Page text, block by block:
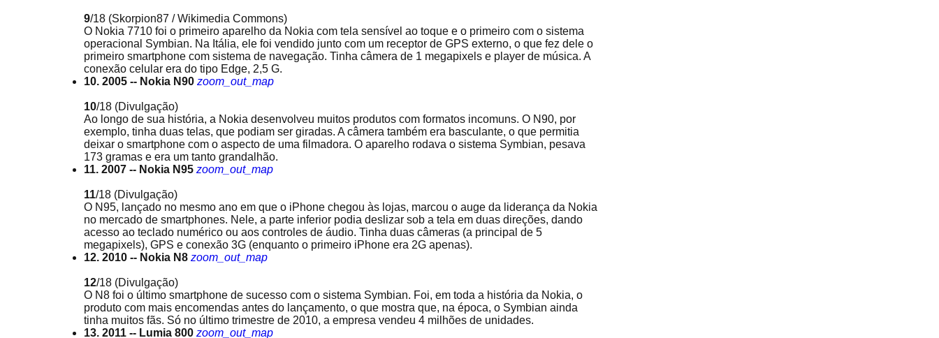
9/18 (Skorpion87 / Wikimedia Commons)
O Nokia 7710 foi o primeiro aparelho da Nokia com tela sensível ao toque e o primeiro com o sistema
operacional Symbian. Na Itália, ele foi vendido junto com um receptor de GPS externo, o que fez dele o
primeiro smartphone com sistema de navegação. Tinha câmera de 1 megapixels e player de música. A
conexão celular era do tipo Edge, 2,5 G.
10. 2005 -- Nokia N90 zoom_out_map
10/18 (Divulgação)
Ao longo de sua história, a Nokia desenvolveu muitos produtos com formatos incomuns. O N90, por
exemplo, tinha duas telas, que podiam ser giradas. A câmera também era basculante, o que permitia
deixar o smartphone com o aspecto de uma filmadora. O aparelho rodava o sistema Symbian, pesava
173 gramas e era um tanto grandalhão.
11. 2007 -- Nokia N95 zoom_out_map
11/18 (Divulgação)
O N95, lançado no mesmo ano em que o iPhone chegou às lojas, marcou o auge da liderança da Nokia
no mercado de smartphones. Nele, a parte inferior podia deslizar sob a tela em duas direções, dando
acesso ao teclado numérico ou aos controles de áudio. Tinha duas câmeras (a principal de 5
megapixels), GPS e conexão 3G (enquanto o primeiro iPhone era 2G apenas).
12. 2010 -- Nokia N8 zoom_out_map
12/18 (Divulgação)
O N8 foi o último smartphone de sucesso com o sistema Symbian. Foi, em toda a história da Nokia, o
produto com mais encomendas antes do lançamento, o que mostra que, na época, o Symbian ainda
tinha muitos fãs. Só no último trimestre de 2010, a empresa vendeu 4 milhões de unidades.
13. 2011 -- Lumia 800 zoom_out_map